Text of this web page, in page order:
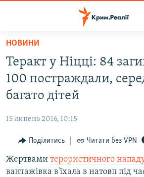
Перейти
основного
матеріалу
Перейти
до
основної
Перейти
пошуку
ВОДА.КРИМ
ВІДЕО ТА ФОТО
БЛОГИ
ПОГЛЯД
ІНТЕРВ'Ю
НОВИНИ
Теракт у Ніцці: 84
100 постраждали,
багато дітей
15 липень 2016, 10:15
Поділитись Читати без VPN
Жертвами терористичного
вантажівка в'їхала в натовп під